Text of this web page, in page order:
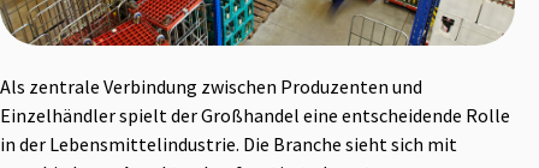
Als zentrale Verbindung zwischen Produzenten und
Einzelhändler spielt der Großhandel eine entscheidende Rolle
in der Lebensmittelindustrie. Die Branche sieht sich mit